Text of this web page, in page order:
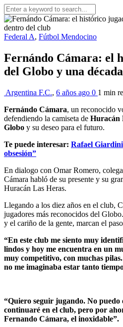
Federal A, Fútbol Mendocino
Fernándo Cámara: el
del Globo y una
Argentina F.C., 6 años ago 0 1 min
Fernándo Cámara, un reconocido
defendiendo la camiseta de Huracán
Globo y su deseo para el futuro.
Te puede interesar: Rafael
obsesión”
En dialogo con Omar Romero,
Cámara habló de su presente y su
Huracán Las Heras.
Llegando a los diez años en el club,
jugadores más reconocidos del
y el cariño de la gente, marcan el
“En este club me siento muy
lindos y hoy me encuentra en un
muy competitivo, con muchas
no me imaginaba estar tanto
“Quiero seguir jugando. No puedo
continuaré en el club, pero por
Fernando Cámara, el inoxidable”.